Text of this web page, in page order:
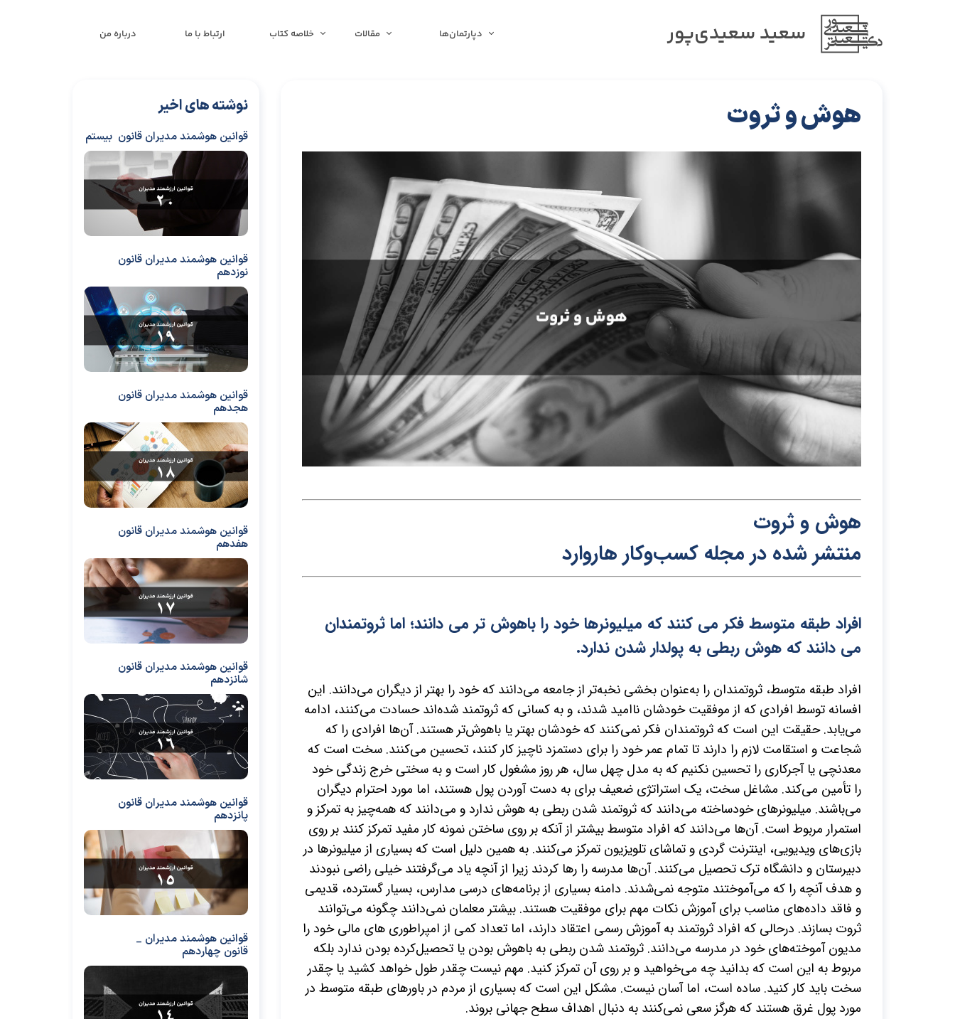
سعید سعیدی‌پور درباره من ارتباط با ما خلاصه کتاب مقالات دپارتمان‌ها
هوش و ثروت
هوش و ثروت
منتشر شده در مجله کسب‌و‌کار هاروارد
افراد طبقه متوسط فکر می کنند که میلیونرها خود را باهوش تر می دانند؛ اما ثروتمندان
می دانند که هوش ربطی به پولدار شدن ندارد.
افراد طبقه متوسط، ثروتمندان را به‌عنوان بخشی نخبه‌تر از جامعه می‌دانند که خود را بهتر از دیگران می‌دانند. این
افسانه توسط افرادی که از موفقیت خودشان ناامید شدند، و به کسانی که ثروتمند شده‌اند حسادت می‌کنند، ادامه
می‌یابد. حقیقت این است که ثروتمندان فکر نمی‌کنند که خودشان بهتر یا باهوش‌تر هستند. آن‌ها افرادی را که
شجاعت و استقامت لازم را دارند تا تمام عمر خود را برای دستمزد ناچیز کار کنند، تحسین می‌کنند. سخت است که
معدنچی یا آجرکاری را تحسین نکنیم که به مدل چهل سال، هر روز مشغول کار است و به سختی خرج زندگی خود
را تأمین می‌کند. مشاغل سخت، یک استراتژی ضعیف برای به دست آوردن پول هستند، اما مورد احترام دیگران
می‌باشند. میلیونرهای خودساخته می‌دانند که ثروتمند شدن ربطی به هوش ندارد و می‌دانند که همه‌چیز به تمرکز و
استمرار مربوط است. آن‌ها می‌دانند که افراد متوسط بیشتر از آنکه بر روی ساختن نمونه کار مفید تمرکز کنند بر روی
بازی‌های ویدیویی، اینترنت گردی و تماشای تلویزیون تمرکز می‌کنند. به همین دلیل است که بسیاری از میلیونرها در
دبیرستان و دانشگاه ترک تحصیل می‌کنند. آن‌ها مدرسه را رها کردند زیرا از آنچه یاد می‌گرفتند خیلی راضی نبودند
و هدف آنچه را که می‌آموختند متوجه نمی‌شدند. دامنه بسیاری از برنامه‌های درسی مدارس، بسیار گسترده، قدیمی
و فاقد داده‌های مناسب برای آموزش نکات مهم برای موفقیت هستند. بیشتر معلمان نمی‌دانند چگونه می‌توانند
ثروت بسازند. درحالی که افراد ثروتمند به آموزش رسمی اعتقاد دارند، اما تعداد کمی از امپراطوری های مالی خود را
مدیون آموخته‌های خود در مدرسه می‌دانند. ثروتمند شدن ربطی به باهوش بودن یا تحصیل‌کرده بودن ندارد بلکه
مربوط به این است که بدانید چه می‌خواهید و بر روی آن تمرکز کنید. مهم نیست چقدر طول خواهد کشید یا چقدر
سخت باید کار کنید. ساده است، اما آسان نیست. مشکل این است که بسیاری از مردم در باورهای طبقه متوسط در
مورد پول غرق هستند که هرگز سعی نمی‌کنند به دنبال اهداف سطح جهانی بروند.
قوانین هوشمند مدیران قانون بیستم
قوانین هوشمند مدیران قانون
نوزدهم
قوانین هوشمند مدیران قانون
هجدهم
قوانین هوشمند مدیران قانون
هفدهم
قوانین هوشمند مدیران قانون
شانزدهم
قوانین هوشمند مدیران قانون
پانزدهم
قوانین هوشمند مدیران _
قانون چهاردهم
نوشته های اخیر